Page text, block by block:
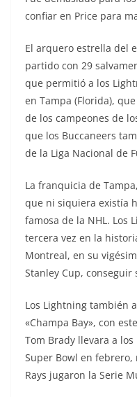
confiar en Price para
El arquero estrella del
partido con 29
que permitió a los
en Tampa (Florida),
de los campeones de
que los Buccaneers
de la Liga Nacional de
La franquicia de
que ni siquiera existía
famosa de la NHL. Los
tercera vez en la
Montreal, en su
Stanley Cup,
Los Lightning también
«Champa Bay», con
Tom Brady llevara a
Super Bowl en febrero,
Rays jugaron la Serie